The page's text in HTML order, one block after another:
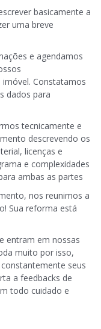
basicamente a
uma breve
e agendamos
Constatamos
dados para
tecnicamente e
descrevendo os
licenças e
e complexidades
ambas as partes
nos reunimos a
Sua reforma está
entram em nossas
muito por isso,
seus
a feedbacks de
todo cuidado e